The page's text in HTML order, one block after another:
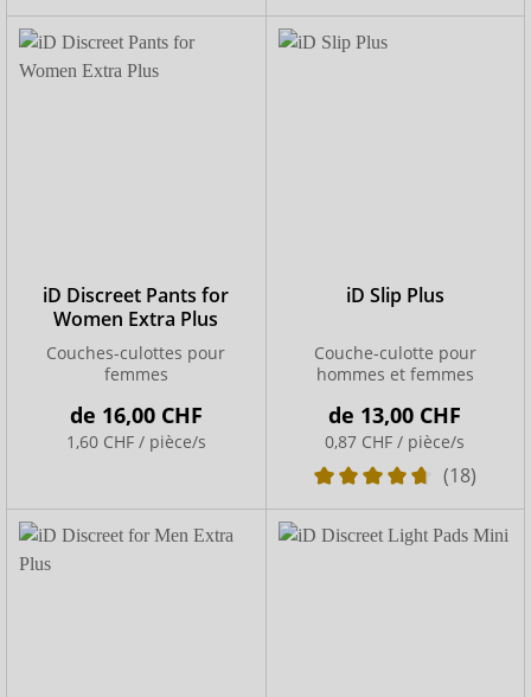
iD Discreet Pants for
Women Extra Plus
Couches-culottes pour
femmes
de 16,00 CHF
1,60 CHF / pièce/s
iD Slip Plus
Couche-culotte pour
hommes et femmes
de 13,00 CHF
0,87 CHF / pièce/s
(18)